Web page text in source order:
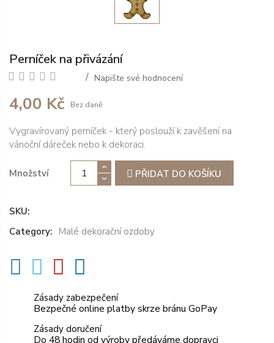
Perníček na přivázání
Napište své hodnocení
4,00 Kč Bez daně
Vygravírovaný perníček - který poslouží k zavěšení na
vánoční dáreček nebo k dekoraci.
Množství PŘIDAT DO KOŠÍKU
SKU:
Category: Malé dekorační ozdoby
Zásady zabezpečení
Bezpečné online platby skrze bránu GoPay
Zásady doručení
Do 48 hodin od výroby předáváme dopravci